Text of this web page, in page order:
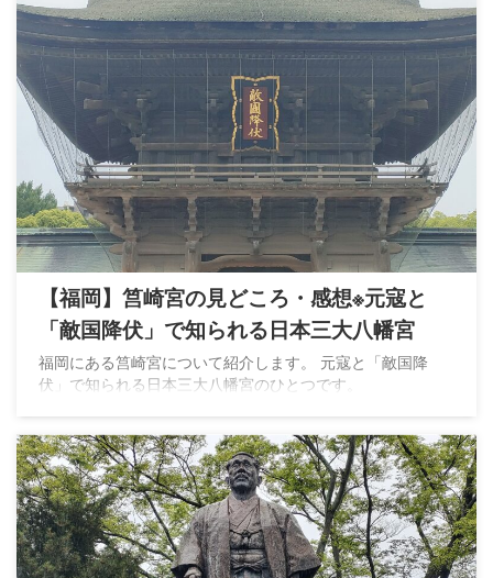
【福岡】筥崎宮の見どころ・感想※元寇と
「敵国降伏」で知られる日本三大八幡宮
福岡にある筥崎宮について紹介します。 元寇と「敵国降
伏」で知られる日本三大八幡宮のひとつです。